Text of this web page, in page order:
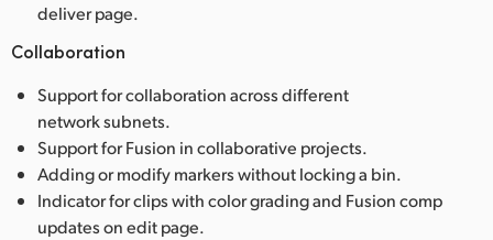
deliver page.
Collaboration
Support for collaboration across different
network subnets.
Support for Fusion in collaborative projects.
Adding or modify markers without locking a bin.
Indicator for clips with color grading and Fusion comp
updates on edit page.